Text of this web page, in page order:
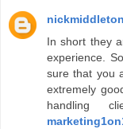
In short they
experience.
sure that you
extremely
handling